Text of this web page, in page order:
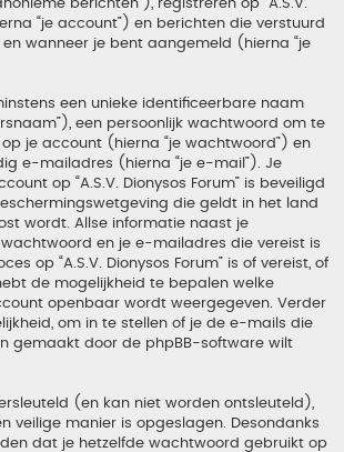
berichten”), registreren op “A.S.V.
“je account”) en berichten die verstuurd
wanneer je bent aangemeld (hierna “je
een unieke identificeerbare naam
een persoonlijk wachtwoord om te
je account (hierna “je wachtwoord”) en
e-mailadres (hierna “je e-mail”). Je
op “A.S.V. Dionysos Forum” is beveiligd
die geldt in het land
wordt. Allse informatie naast je
en je e-mailadres die vereist is
op “A.S.V. Dionysos Forum” is of vereist, of
de mogelijkheid te bepalen welke
openbaar wordt weergegeven. Verder
om in te stellen of je de e-mails die
gemaakt door de phpBB-software wilt
(en kan niet worden ontsleuteld),
veilige manier is opgeslagen. Desondanks
dat je hetzelfde wachtwoord gebruikt op